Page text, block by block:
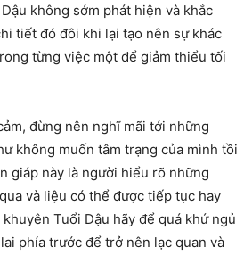
không sớm phát hiện và khắc
tiết đó đôi khi lại tạo nên sự khác
từng việc một để giảm thiểu tối
đừng nên nghĩ mãi tới những
không muốn tâm trạng của mình tồi
giáp này là người hiểu rõ những
và liệu có thể được tiếp tục hay
Tuổi Dậu hãy để quá khứ ngủ
phía trước để trở nên lạc quan và